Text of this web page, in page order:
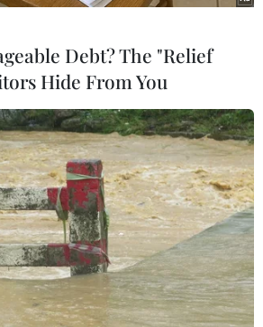
tán 2.000 công dân khỏi
chống lại NATO.
quốc phòng không “đe dọa”
Viết Thành
(Vietnam+)
Debt? The "Relief
Hide From You